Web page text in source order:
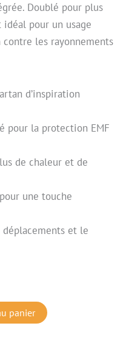
Doublé pour plus
pour un usage
les rayonnements
d’inspiration
pour la protection EMF
de chaleur et de
une touche
et le
panier